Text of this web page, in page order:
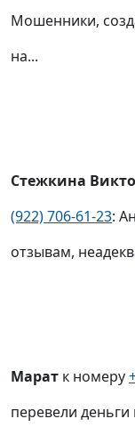
Мошенники,
на...
Стежкина
(922) 706-61-23:
отзывам,
Марат к номеру
перевели деньги